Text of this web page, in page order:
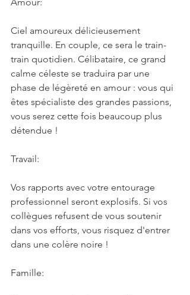
Ciel amoureux délicieusement
tranquille. En couple, ce sera le train-
train quotidien. Célibataire, ce grand
calme céleste se traduira par une
phase de légèreté en amour : vous qui
êtes spécialiste des grandes passions,
vous serez cette fois beaucoup plus
détendue !
Travail:
Vos rapports avec votre entourage
professionnel seront explosifs. Si vos
collègues refusent de vous soutenir
dans vos efforts, vous risquez d'entrer
dans une colère noire !
Famille: